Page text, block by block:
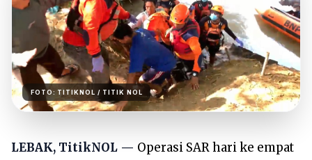
FOTO: TITIKNOL / TITIK NOL
LEBAK, TitikNOL — Operasi SAR hari ke empat